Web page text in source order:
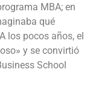
MBA; en
qué
los pocos años, el
y se convirtió
School